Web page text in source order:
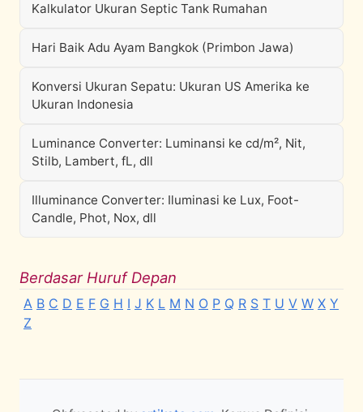
Kalkulator Ukuran Septic Tank Rumahan
Hari Baik Adu Ayam Bangkok (Primbon Jawa)
Konversi Ukuran Sepatu: Ukuran US Amerika ke
Ukuran Indonesia
Luminance Converter: Luminansi ke cd/m², Nit,
Stilb, Lambert, fL, dll
Illuminance Converter: Iluminasi ke Lux, Foot-
Candle, Phot, Nox, dll
Berdasar Huruf Depan
A B C D E F G H I J K L M N O P Q R S T U V W X Y
Z